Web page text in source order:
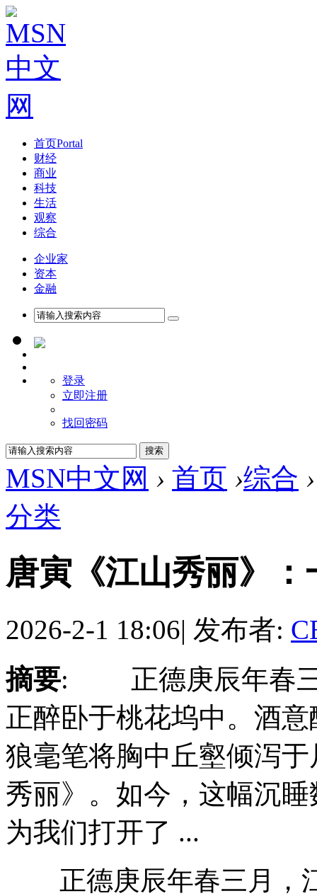
首页Portal
财经
商业
科技
生活
观察
综合
企业家
资本
金融
登录
立即注册
找回密码
MSN中文网 › 首页 ›综合 ›
分类
唐寅《江山秀丽》
2026-2-1 18:06| 发布者:
摘要: 正德庚辰年春三
正醉卧于桃花坞中。酒
狼毫笔将胸中丘壑倾泻
秀丽》。如今，这幅沉
为我们打开了 ...
正德庚辰年春三月，